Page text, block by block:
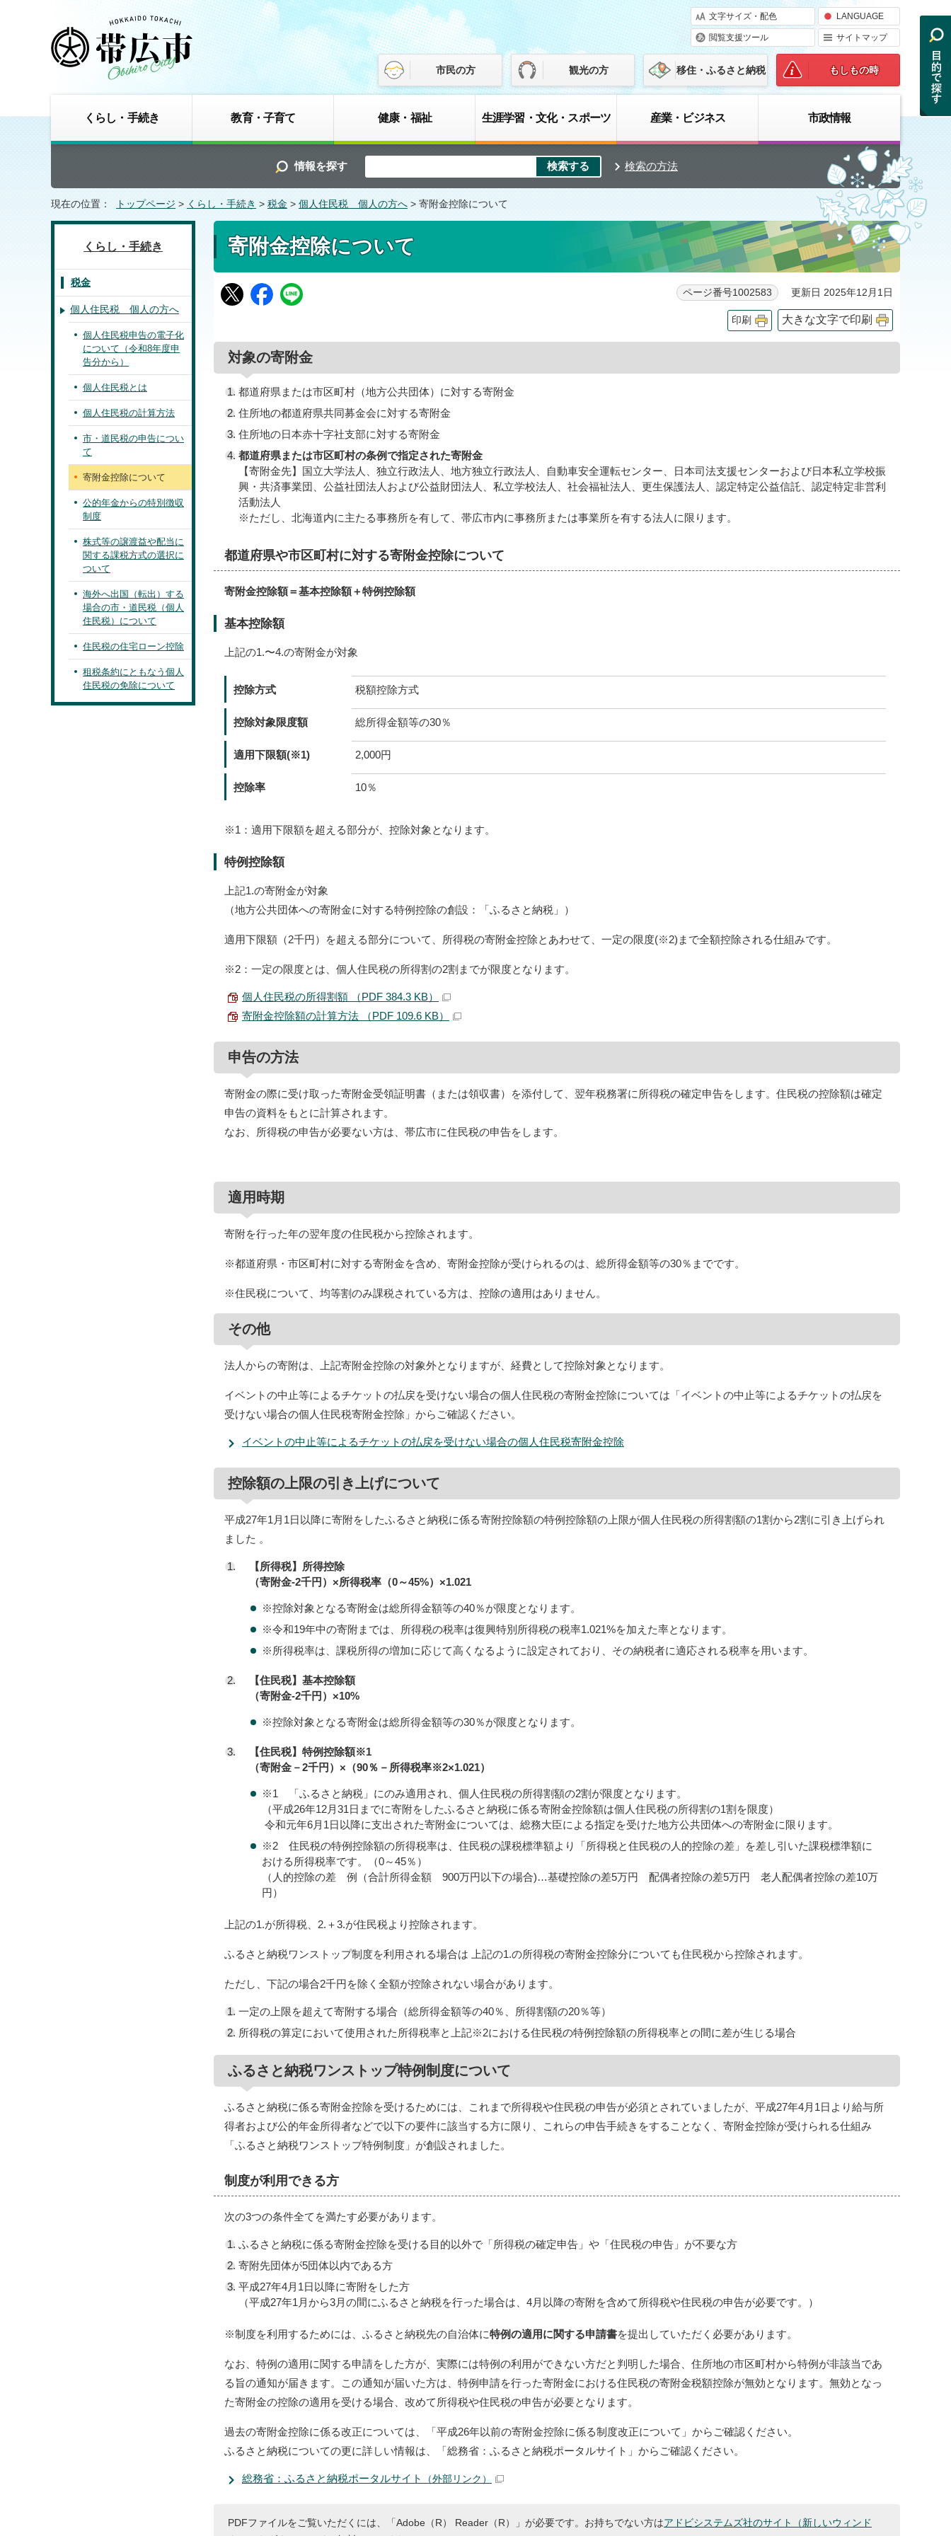
文字サイズ・配色 LANGUAGE
閲覧支援ツール サイトマップ
市民の方 観光の方 移住・ふるさと納税 もしもの時
くらし・手続き 教育・子育て 健康・福祉 生涯学習・文化・スポーツ 産業・ビジネス 市政情報
情報を探す 検索の方法
現在の位置： トップページ > くらし・手続き > 税金 > 個人住民税 個人の方へ > 寄附金控除について
寄附金控除について
ページ番号1002583 更新日 2025年12月1日
印刷 大きな文字で印刷
対象の寄附金
都道府県または市区町村（地方公共団体）に対する寄附金
住所地の都道府県共同募金会に対する寄附金
住所地の日本赤十字社支部に対する寄附金
都道府県または市区町村の条例で指定された寄附金
【寄附金先】国立大学法人、独立行政法人、地方独立行政法人、自動車安全運転センター、日本司法支援センターおよび日本私立学校振
興・共済事業団、公益社団法人および公益財団法人、私立学校法人、社会福祉法人、更生保護法人、認定特定公益信託、認定特定非営利
活動法人
※ただし、北海道内に主たる事務所を有して、帯広市内に事務所または事業所を有する法人に限ります。
都道府県や市区町村に対する寄附金控除について
寄附金控除額＝基本控除額＋特例控除額
基本控除額
上記の1.〜4.の寄附金が対象
控除方式 税額控除方式
控除対象限度額 総所得金額等の30％
適用下限額(※1) 2,000円
控除率 10％
※1：適用下限額を超える部分が、控除対象となります。
特例控除額
上記1.の寄附金が対象
（地方公共団体への寄附金に対する特例控除の創設：「ふるさと納税」）
適用下限額（2千円）を超える部分について、所得税の寄附金控除とあわせて、一定の限度(※2)まで全額控除される仕組みです。
※2：一定の限度とは、個人住民税の所得割の2割までが限度となります。
個人住民税の所得割額 （PDF 384.3 KB）
寄附金控除額の計算方法 （PDF 109.6 KB）
申告の方法
寄附金の際に受け取った寄附金受領証明書（または領収書）を添付して、翌年税務署に所得税の確定申告をします。住民税の控除額は確定
申告の資料をもとに計算されます。
なお、所得税の申告が必要ない方は、帯広市に住民税の申告をします。
適用時期
寄附を行った年の翌年度の住民税から控除されます。
※都道府県・市区町村に対する寄附金を含め、寄附金控除が受けられるのは、総所得金額等の30％までです。
※住民税について、均等割のみ課税されている方は、控除の適用はありません。
その他
法人からの寄附は、上記寄附金控除の対象外となりますが、経費として控除対象となります。
イベントの中止等によるチケットの払戻を受けない場合の個人住民税の寄附金控除については「イベントの中止等によるチケットの払戻を
受けない場合の個人住民税寄附金控除」からご確認ください。
イベントの中止等によるチケットの払戻を受けない場合の個人住民税寄附金控除
控除額の上限の引き上げについて
平成27年1月1日以降に寄附をしたふるさと納税に係る寄附控除額の特例控除額の上限が個人住民税の所得割額の1割から2割に引き上げられ
ました 。
【所得税】所得控除
（寄附金-2千円）×所得税率（0～45%）×1.021
※控除対象となる寄附金は総所得金額等の40％が限度となります。
※令和19年中の寄附までは、所得税の税率は復興特別所得税の税率1.021%を加えた率となります。
※所得税率は、課税所得の増加に応じて高くなるように設定されており、その納税者に適応される税率を用います。
【住民税】基本控除額
（寄附金-2千円）×10%
※控除対象となる寄附金は総所得金額等の30％が限度となります。
【住民税】特例控除額※1
（寄附金－2千円）×（90％－所得税率※2×1.021）
※1 「ふるさと納税」にのみ適用され、個人住民税の所得割額の2割が限度となります。
（平成26年12月31日までに寄附をしたふるさと納税に係る寄附金控除額は個人住民税の所得割の1割を限度）
令和元年6月1日以降に支出された寄附金については、総務大臣による指定を受けた地方公共団体への寄附金に限ります。
※2 住民税の特例控除額の所得税率は、住民税の課税標準額より「所得税と住民税の人的控除の差」を差し引いた課税標準額に
おける所得税率です。（0～45％）
（人的控除の差 例（合計所得金額 900万円以下の場合)…基礎控除の差5万円 配偶者控除の差5万円 老人配偶者控除の差10万
円）
上記の1.が所得税、2.＋3.が住民税より控除されます。
ふるさと納税ワンストップ制度を利用される場合は 上記の1.の所得税の寄附金控除分についても住民税から控除されます。
ただし、下記の場合2千円を除く全額が控除されない場合があります。
一定の上限を超えて寄附する場合（総所得金額等の40％、所得割額の20％等）
所得税の算定において使用された所得税率と上記※2における住民税の特例控除額の所得税率との間に差が生じる場合
ふるさと納税ワンストップ特例制度について
ふるさと納税に係る寄附金控除を受けるためには、これまで所得税や住民税の申告が必須とされていましたが、平成27年4月1日より給与所
得者および公的年金所得者などで以下の要件に該当する方に限り、これらの申告手続きをすることなく、寄附金控除が受けられる仕組み
「ふるさと納税ワンストップ特例制度」が創設されました。
制度が利用できる方
次の3つの条件全てを満たす必要があります。
ふるさと納税に係る寄附金控除を受ける目的以外で「所得税の確定申告」や「住民税の申告」が不要な方
寄附先団体が5団体以内である方
平成27年4月1日以降に寄附をした方
（平成27年1月から3月の間にふるさと納税を行った場合は、4月以降の寄附を含めて所得税や住民税の申告が必要です。）
※制度を利用するためには、ふるさと納税先の自治体に特例の適用に関する申請書を提出していただく必要があります。
なお、特例の適用に関する申請をした方が、実際には特例の利用ができない方だと判明した場合、住所地の市区町村から特例が非該当であ
る旨の通知が届きます。この通知が届いた方は、特例申請を行った寄附金における住民税の寄附金税額控除が無効となります。無効となっ
た寄附金の控除の適用を受ける場合、改めて所得税や住民税の申告が必要となります。
過去の寄附金控除に係る改正については、「平成26年以前の寄附金控除に係る制度改正について」からご確認ください。
ふるさと納税についての更に詳しい情報は、「総務省：ふるさと納税ポータルサイト」からご確認ください。
総務省：ふるさと納税ポータルサイト （外部リンク）
PDFファイルをご覧いただくには、「Adobe（R） Reader（R）」が必要です。お持ちでない方はアドビシステムズ社のサイト（新しいウィンド
くらし・手続き
税金
個人住民税 個人の方へ
個人住民税申告の電子化
について（令和8年度申
告分から）
個人住民税とは
個人住民税の計算方法
市・道民税の申告につい
て
寄附金控除について
公的年金からの特別徴収
制度
株式等の譲渡益や配当に
関する課税方式の選択に
ついて
海外へ出国（転出）する
場合の市・道民税（個人
住民税）について
住民税の住宅ローン控除
租税条約にともなう個人
住民税の免除について